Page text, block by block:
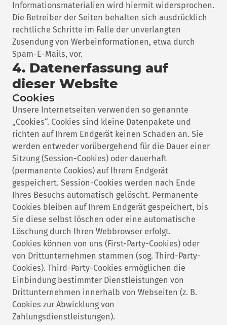
Informationsmaterialien wird hiermit widersprochen.
Die Betreiber der Seiten behalten sich ausdrücklich
rechtliche Schritte im Falle der unverlangten
Zusendung von Werbeinformationen, etwa durch
Spam-E-Mails, vor.
4. Datenerfassung auf
dieser Website
Cookies
Unsere Internetseiten verwenden so genannte
„Cookies“. Cookies sind kleine Datenpakete und
richten auf Ihrem Endgerät keinen Schaden an. Sie
werden entweder vorübergehend für die Dauer einer
Sitzung (Session-Cookies) oder dauerhaft
(permanente Cookies) auf Ihrem Endgerät
gespeichert. Session-Cookies werden nach Ende
Ihres Besuchs automatisch gelöscht. Permanente
Cookies bleiben auf Ihrem Endgerät gespeichert, bis
Sie diese selbst löschen oder eine automatische
Löschung durch Ihren Webbrowser erfolgt.
Cookies können von uns (First-Party-Cookies) oder
von Drittunternehmen stammen (sog. Third-Party-
Cookies). Third-Party-Cookies ermöglichen die
Einbindung bestimmter Dienstleistungen von
Drittunternehmen innerhalb von Webseiten (z. B.
Cookies zur Abwicklung von
Zahlungsdienstleistungen).